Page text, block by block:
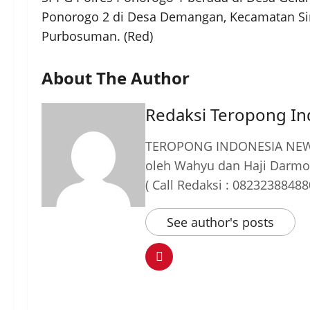
Ponorogo 2 di Desa Demangan, Kecamatan
Purbosuman. (Red)
About The Author
Redaksi Teropong
TEROPONG INDONESIA
oleh Wahyu dan Haji
( Call Redaksi :
See author's posts